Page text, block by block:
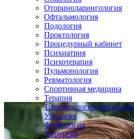
Оториноларингология
Офтальмология
Подология
Проктология
Процедурный кабинет
Психиатрия
Психотерапия
Пульмонология
Ревматология
Спортивная медицина
Терапия
Травматология-ортопедия
Урология
Флебология
Хирургия